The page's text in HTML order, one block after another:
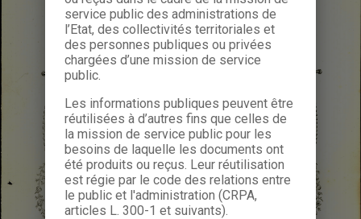
service public des administrations de
l’Etat, des collectivités territoriales et
des personnes publiques ou privées
chargées d’une mission de service
public.
Les informations publiques peuvent être
réutilisées à d’autres fins que celles de
la mission de service public pour les
besoins de laquelle les documents ont
été produits ou reçus. Leur réutilisation
est régie par le code des relations entre
le public et l'administration (CRPA,
articles L. 300-1 et suivants).